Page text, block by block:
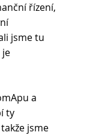
řízení,
jsme tu
a
ty
jsme